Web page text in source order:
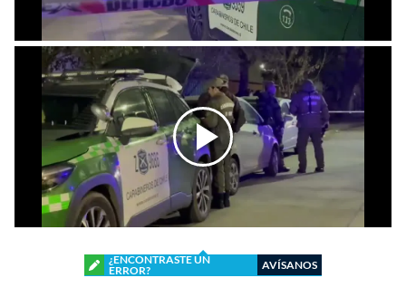
¿ENCONTRASTE UN
ERROR?
AVÍSANOS